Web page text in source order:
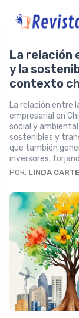
La relación
y la
contexto
La relación entre
empresarial en
social y
sostenibles y
que también
inversores,
POR: LINDA